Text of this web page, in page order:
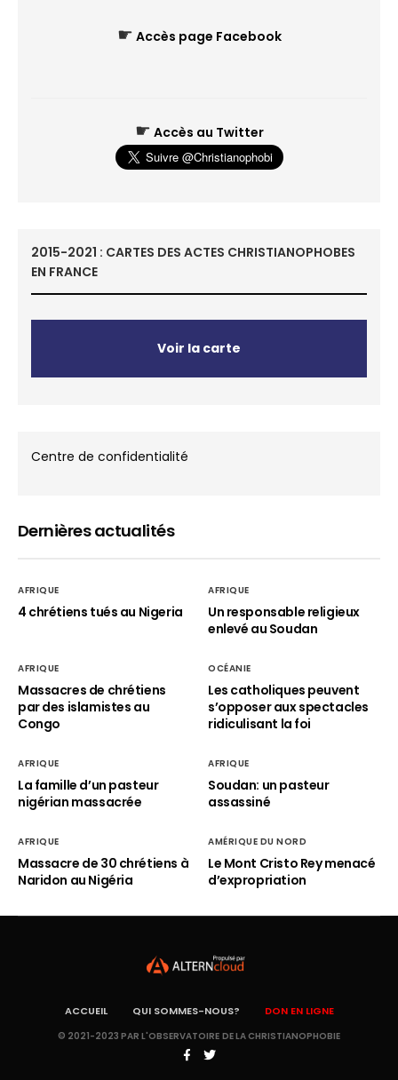
☛ Accès page Facebook
☛ Accès au Twitter
2015-2021 : CARTES DES ACTES CHRISTIANOPHOBES
EN FRANCE
Voir la carte
Centre de confidentialité
Dernières actualités
AFRIQUE
4 chrétiens tués au Nigeria
AFRIQUE
Un responsable religieux
enlevé au Soudan
AFRIQUE
Massacres de chrétiens
par des islamistes au
Congo
OCÉANIE
Les catholiques peuvent
s’opposer aux spectacles
ridiculisant la foi
AFRIQUE
La famille d’un pasteur
nigérian massacrée
AFRIQUE
Soudan: un pasteur
assassiné
AFRIQUE
Massacre de 30 chrétiens à
Naridon au Nigéria
AMÉRIQUE DU NORD
Le Mont Cristo Rey menacé
d’expropriation
ACCUEIL QUI SOMMES-NOUS? DON EN LIGNE
© 2021-2023 PAR L'OBSERVATOIRE DE LA CHRISTIANOPHOBIE